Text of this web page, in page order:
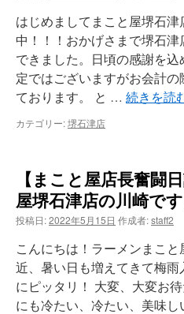
はじめましてまこと屋堺石
中！！！おかげさまで堺石
できました。日頃の感謝を
定ではございますがお会計
ております。 と … 続きを読
カテゴリー:堺石津店
【まこと屋店長奮闘
屋堺石津店の川崎です
投稿日:2022年5月15日 作成者:staff2
こんにちは！ラーメンまこ
近、暑い日も増えてきて梅
にピッタリ！ 大変、大変お
にも冷たい、冷たい、美味